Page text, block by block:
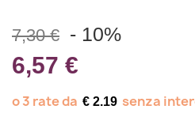
7,30 € - 10%
6,57 €
€ 2.19